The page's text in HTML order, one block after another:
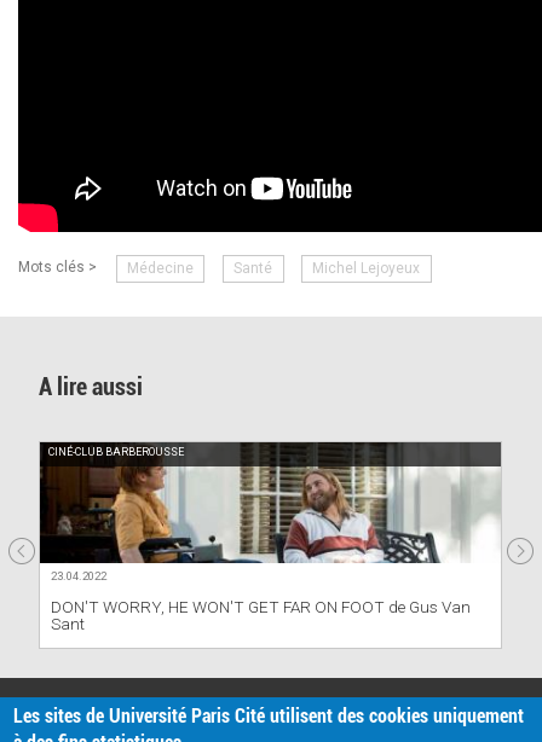
Mots clés > Médecine Santé Michel Lejoyeux
A lire aussi
CINÉ-CLUB BARBEROUSSE
23.04.2022
DON'T WORRY, HE WON'T GET FAR ON FOOT de Gus Van
Sant
PRATIQUE
Plan d'accès
Les sites de Université Paris Cité utilisent des cookies uniquement